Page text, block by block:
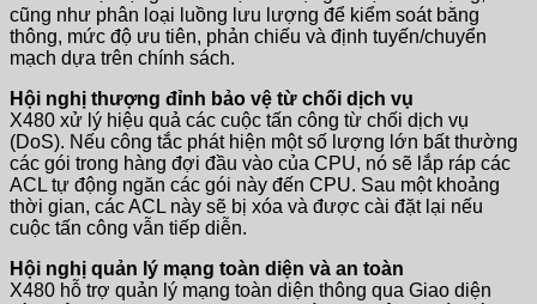
cũng như phân loại luồng lưu lượng để kiểm soát băng
thông, mức độ ưu tiên, phản chiếu và định tuyến/chuyển
mạch dựa trên chính sách.
Hội nghị thượng đỉnh bảo vệ từ chối dịch vụ
X480 xử lý hiệu quả các cuộc tấn công từ chối dịch vụ
(DoS). Nếu công tắc phát hiện một số lượng lớn bất thường
các gói trong hàng đợi đầu vào của CPU, nó sẽ lắp ráp các
ACL tự động ngăn các gói này đến CPU. Sau một khoảng
thời gian, các ACL này sẽ bị xóa và được cài đặt lại nếu
cuộc tấn công vẫn tiếp diễn.
Hội nghị quản lý mạng toàn diện và an toàn
X480 hỗ trợ quản lý mạng toàn diện thông qua Giao diện